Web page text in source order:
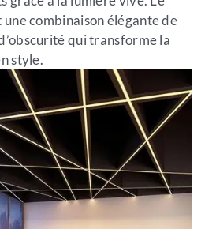
combinaison élégante de
qui transforme la
style.